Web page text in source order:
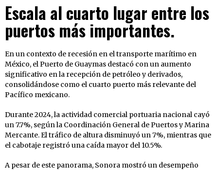
Escala al cuarto lugar entre los
puertos más importantes.
En un contexto de recesión en el transporte marítimo en
México, el Puerto de Guaymas destacó con un aumento
significativo en la recepción de petróleo y derivados,
consolidándose como el cuarto puerto más relevante del
Pacífico mexicano.
Durante 2024, la actividad comercial portuaria nacional cayó
un 7.7%, según la Coordinación General de Puertos y Marina
Mercante. El tráfico de altura disminuyó un 7%, mientras que
el cabotaje registró una caída mayor del 10.5%.
A pesar de este panorama, Sonora mostró un desempeño